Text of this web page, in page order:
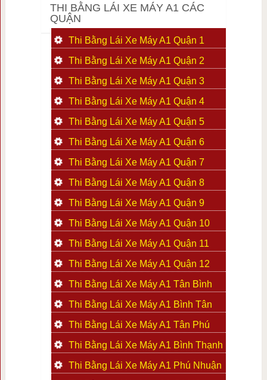
THI BẰNG LÁI XE MÁY A1 CÁC
QUẬN
Thi Bằng Lái Xe Máy A1 Quận 1
Thi Bằng Lái Xe Máy A1 Quận 2
Thi Bằng Lái Xe Máy A1 Quận 3
Thi Bằng Lái Xe Máy A1 Quận 4
Thi Bằng Lái Xe Máy A1 Quận 5
Thi Bằng Lái Xe Máy A1 Quận 6
Thi Bằng Lái Xe Máy A1 Quận 7
Thi Bằng Lái Xe Máy A1 Quận 8
Thi Bằng Lái Xe Máy A1 Quận 9
Thi Bằng Lái Xe Máy A1 Quận 10
Thi Bằng Lái Xe Máy A1 Quận 11
Thi Bằng Lái Xe Máy A1 Quận 12
Thi Bằng Lái Xe Máy A1 Tân Bình
Thi Bằng Lái Xe Máy A1 Bình Tân
Thi Bằng Lái Xe Máy A1 Tân Phú
Thi Bằng Lái Xe Máy A1 Bình Thạnh
Thi Bằng Lái Xe Máy A1 Phú Nhuận